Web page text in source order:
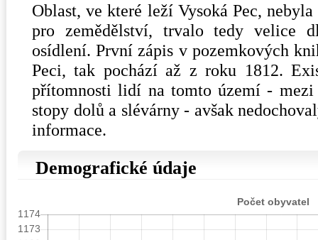
Oblast, ve které leží Vysoká Pec,
pro zemědělství, trvalo tedy velice
osídlení. První zápis v pozemkových
Peci, tak pochází až z roku 1812.
přítomnosti lidí na tomto území - mezi
stopy dolů a slévárny - avšak
informace.
Demografické údaje